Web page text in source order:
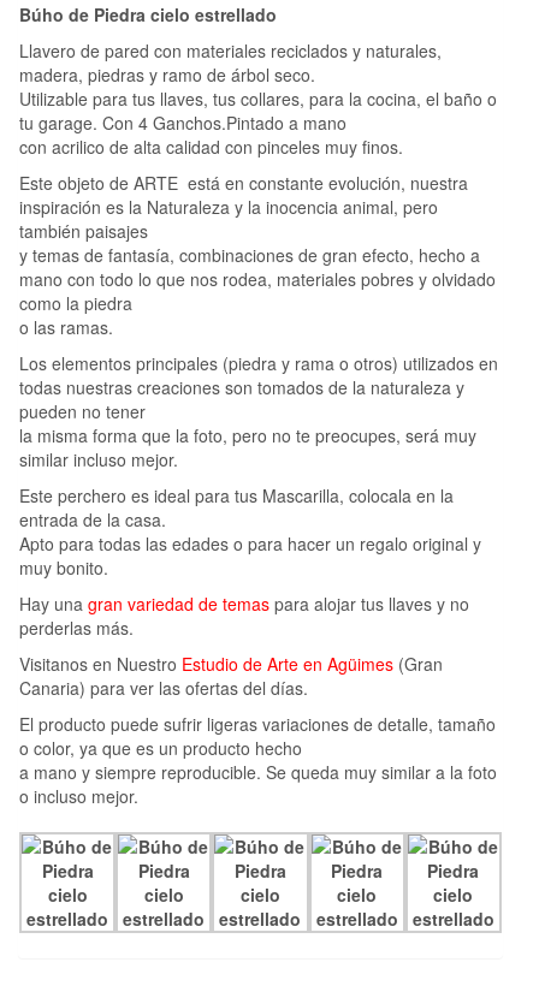
Búho de Piedra cielo estrellado
Llavero de pared con materiales reciclados y naturales,
madera, piedras y ramo de árbol seco.
Utilizable para tus llaves, tus collares, para la cocina, el baño o
tu garage. Con 4 Ganchos.Pintado a mano
con acrilico de alta calidad con pinceles muy finos.
Este objeto de ARTE está en constante evolución, nuestra
inspiración es la Naturaleza y la inocencia animal, pero
también paisajes
y temas de fantasía, combinaciones de gran efecto, hecho a
mano con todo lo que nos rodea, materiales pobres y olvidado
como la piedra
o las ramas.
Los elementos principales (piedra y rama o otros) utilizados en
todas nuestras creaciones son tomados de la naturaleza y
pueden no tener
la misma forma que la foto, pero no te preocupes, será muy
similar incluso mejor.
Este perchero es ideal para tus Mascarilla, colocala en la
entrada de la casa.
Apto para todas las edades o para hacer un regalo original y
muy bonito.
Hay una gran variedad de temas para alojar tus llaves y no
perderlas más.
Visitanos en Nuestro Estudio de Arte en Agüimes (Gran
Canaria) para ver las ofertas del días.
El producto puede sufrir ligeras variaciones de detalle, tamaño
o color, ya que es un producto hecho
a mano y siempre reproducible. Se queda muy similar a la foto
o incluso mejor.